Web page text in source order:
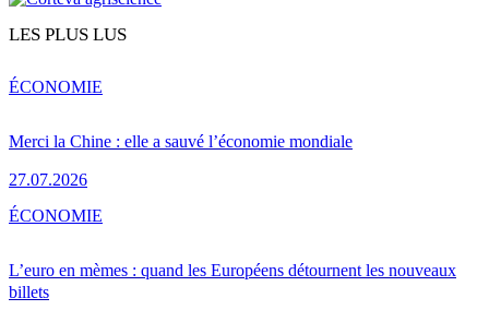
LES PLUS LUS
Merci la Chine : elle a sauvé l’économie mondiale
27.07.2026
ÉCONOMIE
L’euro en mèmes : quand les Européens détournent les nouveaux
billets
ÉCONOMIE